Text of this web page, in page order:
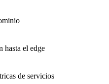
hasta el edge
de servicios